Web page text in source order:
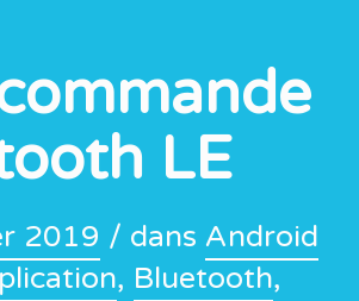
LE
2019 / dans Android
, Bluetooth,